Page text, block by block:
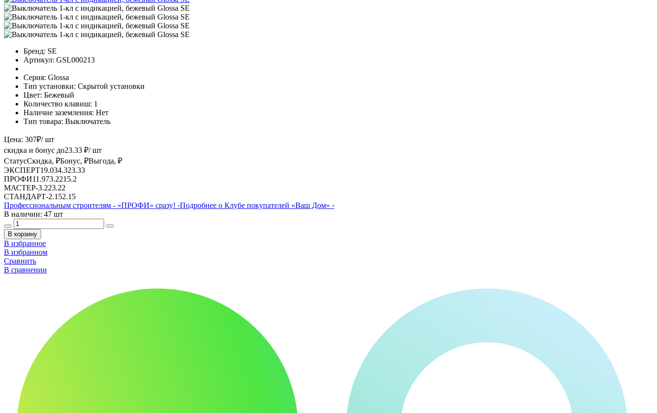
Бренд: SE
Артикул: GSL000213
Серия: Glossa
Тип установки: Скрытой установки
Цвет: Бежевый
Количество клавиш: 1
Наличие заземления: Нет
Тип товара: Выключатель
Цена: 307₽/ шт
скидка и бонус до23.33 ₽/ шт
СтатусСкидка, ₽Бонус, ₽Выгода, ₽
ЭКСПЕРТ19.034.323.33
ПРОФИ11.973.2215.2
МАСТЕР-3.223.22
СТАНДАРТ-2.152.15
Профессиональным строителям - «ПРОФИ» сразу! ›Подробнее о Клубе покупателей «Ваш Дом» ›
В наличии: 47 шт
В корзину
В избранное
В избранном
Сравнить
В сравнении